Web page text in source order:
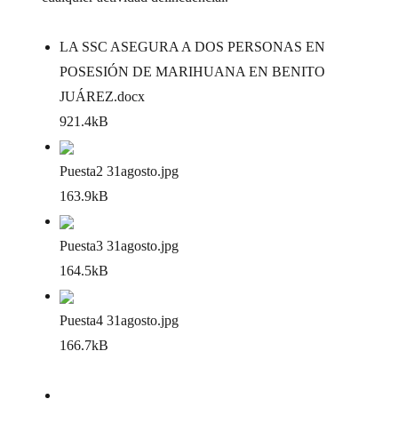
LA SSC ASEGURA A DOS PERSONAS EN
POSESIÓN DE MARIHUANA EN BENITO
JUÁREZ.docx
921.4kB
Puesta2 31agosto.jpg
163.9kB
Puesta3 31agosto.jpg
164.5kB
Puesta4 31agosto.jpg
166.7kB